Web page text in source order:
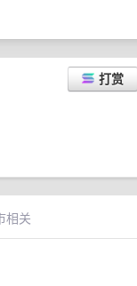
打赏
相关